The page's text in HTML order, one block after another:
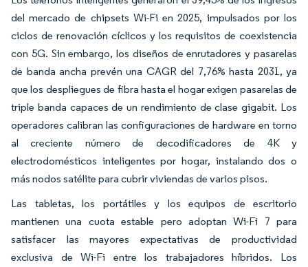
del mercado de chipsets Wi-Fi en 2025, impulsados por los
ciclos de renovación cíclicos y los requisitos de coexistencia
con 5G. Sin embargo, los diseños de enrutadores y pasarelas
de banda ancha prevén una CAGR del 7,76% hasta 2031, ya
que los despliegues de fibra hasta el hogar exigen pasarelas de
triple banda capaces de un rendimiento de clase gigabit. Los
operadores calibran las configuraciones de hardware en torno
al creciente número de decodificadores de 4K y
electrodomésticos inteligentes por hogar, instalando dos o
más nodos satélite para cubrir viviendas de varios pisos.
Las tabletas, los portátiles y los equipos de escritorio
mantienen una cuota estable pero adoptan Wi-Fi 7 para
satisfacer las mayores expectativas de productividad
exclusiva de Wi-Fi entre los trabajadores híbridos. Los